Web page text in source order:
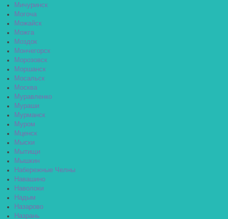
Мичуринск
Могоча
Можайск
Можга
Моздок
Мончегорск
Морозовск
Моршанск
Мосальск
Москва
Муравленко
Мураши
Мурманск
Муром
Мценск
Мыски
Мытищи
Мышкин
Набережные Челны
Навашино
Наволоки
Надым
Назарово
Назрань